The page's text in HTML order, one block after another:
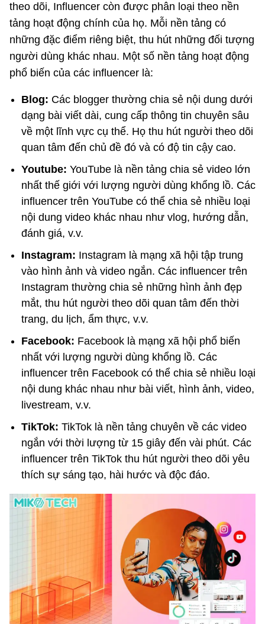
theo dõi, Influencer còn được phân loại theo nền
tảng hoạt động chính của họ. Mỗi nền tảng có
những đặc điểm riêng biệt, thu hút những đối tượng
người dùng khác nhau. Một số nền tảng hoạt động
phổ biến của các influencer là:
Blog: Các blogger thường chia sẻ nội dung dưới
dạng bài viết dài, cung cấp thông tin chuyên sâu
về một lĩnh vực cụ thể. Họ thu hút người theo dõi
quan tâm đến chủ đề đó và có độ tin cậy cao.
Youtube: YouTube là nền tảng chia sẻ video lớn
nhất thế giới với lượng người dùng khổng lồ. Các
influencer trên YouTube có thể chia sẻ nhiều loại
nội dung video khác nhau như vlog, hướng dẫn,
đánh giá, v.v.
Instagram: Instagram là mạng xã hội tập trung
vào hình ảnh và video ngắn. Các influencer trên
Instagram thường chia sẻ những hình ảnh đẹp
mắt, thu hút người theo dõi quan tâm đến thời
trang, du lịch, ẩm thực, v.v.
Facebook: Facebook là mạng xã hội phổ biến
nhất với lượng người dùng khổng lồ. Các
influencer trên Facebook có thể chia sẻ nhiều loại
nội dung khác nhau như bài viết, hình ảnh, video,
livestream, v.v.
TikTok: TikTok là nền tảng chuyên về các video
ngắn với thời lượng từ 15 giây đến vài phút. Các
influencer trên TikTok thu hút người theo dõi yêu
thích sự sáng tạo, hài hước và độc đáo.